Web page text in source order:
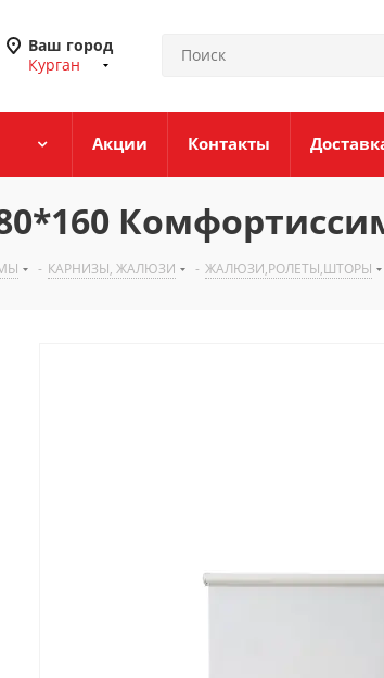
Ваш город
Курган
Акции Контакты
- КАРНИЗЫ, ЖАЛЮЗИ - ЖАЛЮЗИ,РОЛЕТЫ,ШТОРЫ